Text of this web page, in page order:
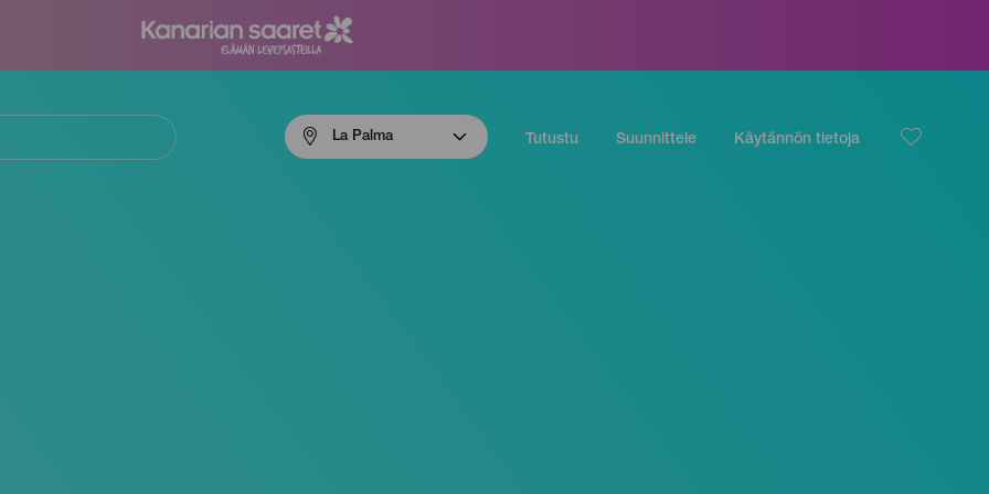
La Palma Tutustu Suunnittele Käytännön tietoja